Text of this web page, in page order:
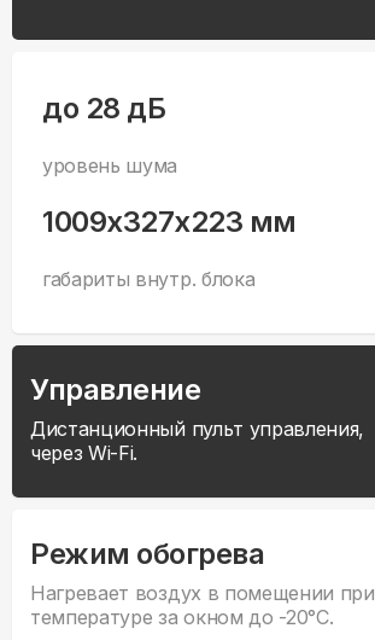
до 28 дБ
уровень шума
1009x327x223 мм
габариты внутр. блока
Управление
Дистанционный пульт управления,
через Wi-Fi.
Режим обогрева
Нагревает воздух в помещении при
температуре за окном до -20°С.